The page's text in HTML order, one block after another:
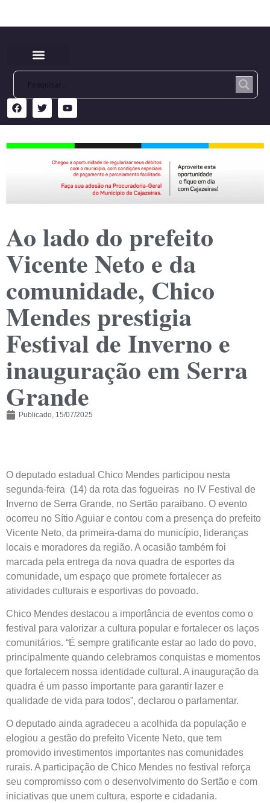
Ao lado do prefeito
Vicente Neto e da
comunidade, Chico
Mendes prestigia
Festival de Inverno e
inauguração em Serra
Grande
Publicado, 15/07/2025
O deputado estadual Chico Mendes participou nesta
segunda-feira (14) da rota das fogueiras no IV Festival de
Inverno de Serra Grande, no Sertão paraibano. O evento
ocorreu no Sítio Aguiar e contou com a presença do prefeito
Vicente Neto, da primeira-dama do município, lideranças
locais e moradores da região. A ocasião também foi
marcada pela entrega da nova quadra de esportes da
comunidade, um espaço que promete fortalecer as
atividades culturais e esportivas do povoado.
Chico Mendes destacou a importância de eventos como o
festival para valorizar a cultura popular e fortalecer os laços
comunitários. “É sempre gratificante estar ao lado do povo,
principalmente quando celebramos conquistas e momentos
que fortalecem nossa identidade cultural. A inauguração da
quadra é um passo importante para garantir lazer e
qualidade de vida para todos”, declarou o parlamentar.
O deputado ainda agradeceu a acolhida da população e
elogiou a gestão do prefeito Vicente Neto, que tem
promovido investimentos importantes nas comunidades
rurais. A participação de Chico Mendes no festival reforça
seu compromisso com o desenvolvimento do Sertão e com
iniciativas que unem cultura, esporte e cidadania.